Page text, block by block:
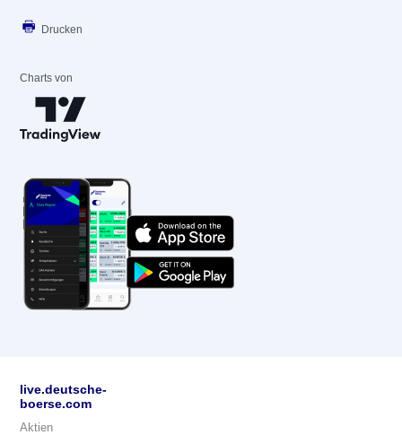
Drucken
Charts von
live.deutsche-
boerse.com
Aktien